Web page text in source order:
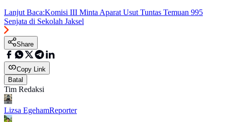
Lanjut Baca:Komisi III Minta Aparat Usut Tuntas Temuan 995
Senjata di Sekolah Jaksel
Share
Copy Link
Batal
Tim Redaksi
Lizsa EgehamReporter